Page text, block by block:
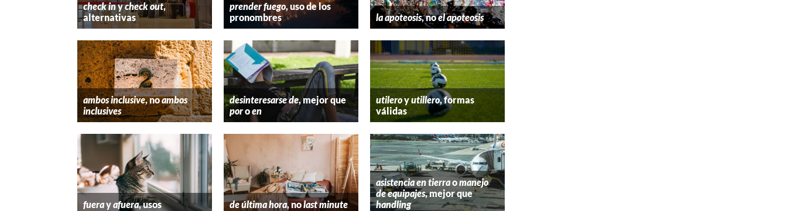
check inycheck out,
alternativas
prender fuego, uso de los
pronombres
la apoteosis, noel apoteosis
ambos inclusive, noambos
inclusives
desinteresarse de, mejor que
poroen
utileroyutillero, formas
válidas
fuerayafuera, usos de última hora, nolast minute
asistencia en tierraomanejo
de equipajes, mejor que
handling